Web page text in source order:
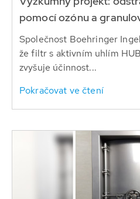
pomocí ozónu a
Společnost Boehringer
že filtr s aktivním uhlím
zvyšuje účinnost...
Pokračovat ve čtení